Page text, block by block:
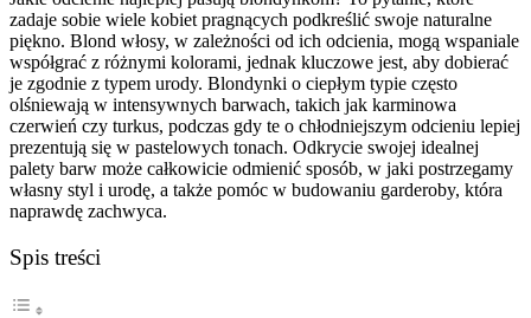
zadaje sobie wiele kobiet pragnących podkreślić swoje naturalne
piękno. Blond włosy, w zależności od ich odcienia, mogą wspaniale
współgrać z różnymi kolorami, jednak kluczowe jest, aby dobierać
je zgodnie z typem urody. Blondynki o ciepłym typie często
olśniewają w intensywnych barwach, takich jak karminowa
czerwień czy turkus, podczas gdy te o chłodniejszym odcieniu lepiej
prezentują się w pastelowych tonach. Odkrycie swojej idealnej
palety barw może całkowicie odmienić sposób, w jaki postrzegamy
własny styl i urodę, a także pomóc w budowaniu garderoby, która
naprawdę zachwyca.
Spis treści